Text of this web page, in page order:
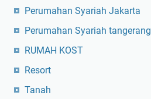
Perumahan Syariah Jakarta
Perumahan Syariah tangerang
RUMAH KOST
Resort
Tanah